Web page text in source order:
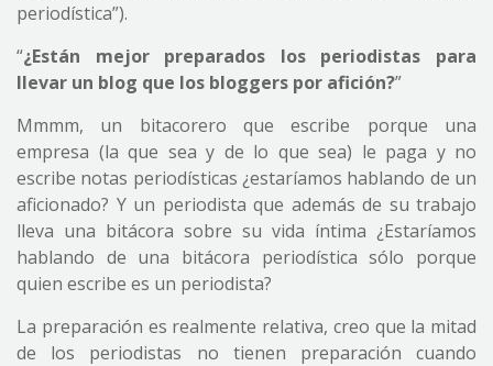
periodística”).
“¿Están mejor preparados los periodistas para
llevar un blog que los bloggers por afición?”
Mmmm, un bitacorero que escribe porque una
empresa (la que sea y de lo que sea) le paga y no
escribe notas periodísticas ¿estaríamos hablando de un
aficionado? Y un periodista que además de su trabajo
lleva una bitácora sobre su vida íntima ¿Estaríamos
hablando de una bitácora periodística sólo porque
quien escribe es un periodista?
La preparación es realmente relativa, creo que la mitad
de los periodistas no tienen preparación cuando